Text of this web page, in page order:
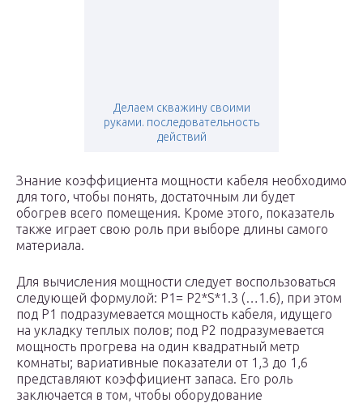
Делаем скважину своими
руками. последовательность
действий
Знание коэффициента мощности кабеля необходимо
для того, чтобы понять, достаточным ли будет
обогрев всего помещения. Кроме этого, показатель
также играет свою роль при выборе длины самого
материала.
Для вычисления мощности следует воспользоваться
следующей формулой: P1= P2*S*1.3 (…1.6), при этом
под P1 подразумевается мощность кабеля, идущего
на укладку теплых полов; под P2 подразумевается
мощность прогрева на один квадратный метр
комнаты; вариативные показатели от 1,3 до 1,6
представляют коэффициент запаса. Его роль
заключается в том, чтобы оборудование